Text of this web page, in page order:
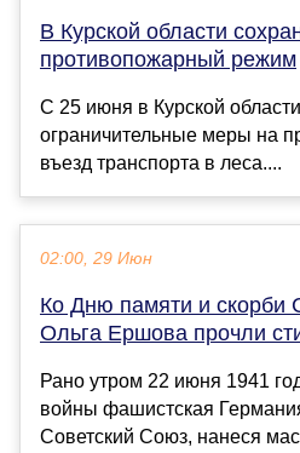
В Курской области
противопожарный режим
С 25 июня в Курской
ограничительные меры на
въезд транспорта в леса....
02:00, 29 Июн
Ко Дню памяти и скорби
Ольга Ершова прочли
Рано утром 22 июня 1941
войны фашистская
Советский Союз, нанеся